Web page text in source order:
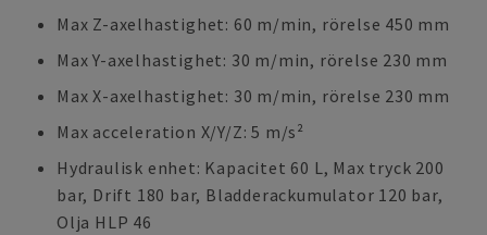
Max Z-axelhastighet: 60 m/min, rörelse 450 mm
Max Y-axelhastighet: 30 m/min, rörelse 230 mm
Max X-axelhastighet: 30 m/min, rörelse 230 mm
Max acceleration X/Y/Z: 5 m/s²
Hydraulisk enhet: Kapacitet 60 L, Max tryck 200
bar, Drift 180 bar, Bladderackumulator 120 bar,
Olja HLP 46